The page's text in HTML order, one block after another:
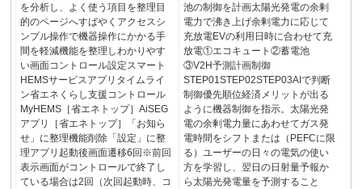
を分析し、よく使う項目を整理目
的のページへすばやくアクセスシ
ンプル操作で機器操作にかかる手
間を軽減機能を整理しわかりやす
い画面コントロール設定スマート
HEMSサービスアプリタイムライ
ン省エネくらし支援コントロール
MyHEMS［省エネトップ］AiSEG
アプリ［省エネトップ］「お知ら
せ」に整理機能削除「設定」に整
理アプリ起動後画面遷移6回※前回
表示画⾯がコントロールで終了し
ている場合は2回（次回起動時、コ
池の制御を計画太陽光発電の余剰
電⼒で沸き上げ余剰電⼒に応じて
充放電EVの利用⽇時に合わせて充
放電①エコキュート②蓄電池
③V2H予測計画制御
STEP01STEP02STEP03AIで判断
制御優先順位経済メリットが出る
ように機器制御を指示。太陽光発
電の余剰電⼒量にあわせてガス発
電時間をシフトまたは（PEFCに限
る）ユーザーの日々の電気の使い
方を学習し、翌日の日射量予報か
ら太陽光発電量を予測すること